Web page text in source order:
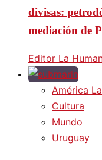
divisas:
mediación de
Editor La
América
Cultura
Mundo
Uruguay